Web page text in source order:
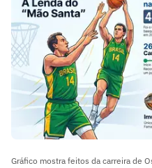
Gráfico mostra feitos da carreira de